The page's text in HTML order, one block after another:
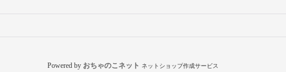
Powered by おちゃのこネット ネットショップ作成サービス